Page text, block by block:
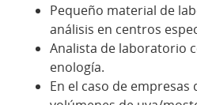
Pequeño material de
análisis en centros
Analista de laboratorio
enología.
En el caso de